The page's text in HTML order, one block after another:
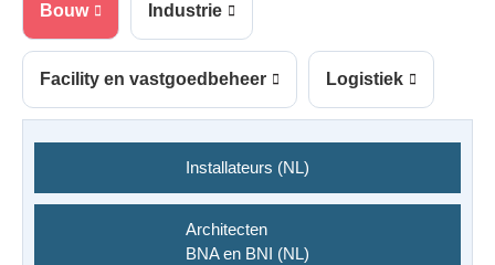
Bouw Industrie
Facility en vastgoedbeheer Logistiek
Installateurs (NL)
Architecten
BNA en BNI (NL)